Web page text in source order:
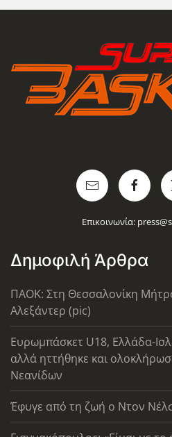
Επικοινωνία:
Δημοφιλή Άρθρα
ΠΑΟΚ: Στη Θεσσαλονίκη
Αλεξάντερ (pic)
Ευρωμπάσκετ U18, Ελλάδα-
αλλά ηττήθηκε και
Νεανίδων
Έφυγε από τη ζωή ο Ντον